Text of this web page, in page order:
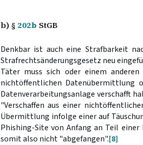
b) § 202b StGB
Denkbar ist auch eine Strafbarkeit
Strafrechtsänderungsgesetz neu
Täter muss sich oder einem
nichtöffentlichen Datenübermittlung
Datenverarbeitungsanlage verschafft
"Verschaffen aus einer
Übermittlung infolge einer auf
Phishing-Site von Anfang an Teil
somit also nicht "abgefangen".[8]